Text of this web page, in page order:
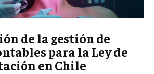
de la gestión de
para la Ley de
en Chile